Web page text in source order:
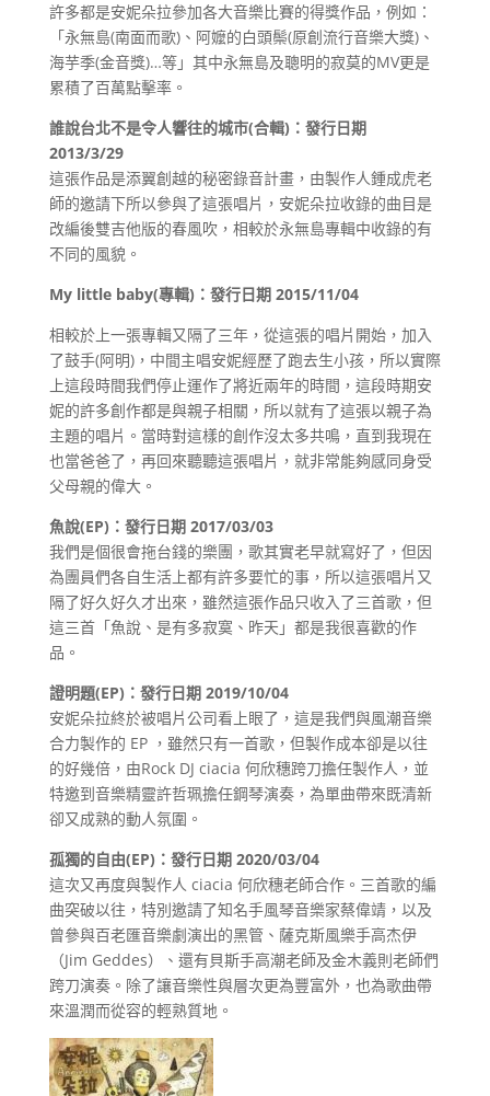
許多都是安妮朵拉參加各大音樂比賽的得獎作品，例如：
「永無島(南面而歌)、阿嬤的白頭鬃(原創流行音樂大獎)、
海芋季(金音獎)…等」其中永無島及聰明的寂莫的MV更是
累積了百萬點擊率。
誰說台北不是令人響往的城市(合輯)：發行日期
2013/3/29
這張作品是添翼創越的秘密錄音計畫，由製作人鍾成虎老
師的邀請下所以參與了這張唱片，安妮朵拉收錄的曲目是
改編後雙吉他版的春風吹，相較於永無島專輯中收錄的有
不同的風貌。
My little baby(專輯)：發行日期 2015/11/04
相較於上一張專輯又隔了三年，從這張的唱片開始，加入
了鼓手(阿明)，中間主唱安妮經歷了跑去生小孩，所以實際
上這段時間我們停止運作了將近兩年的時間，這段時期安
妮的許多創作都是與親子相關，所以就有了這張以親子為
主題的唱片。當時對這樣的創作沒太多共鳴，直到我現在
也當爸爸了，再回來聽聽這張唱片，就非常能夠感同身受
父母親的偉大。
魚說(EP)：發行日期 2017/03/03
我們是個很會拖台錢的樂團，歌其實老早就寫好了，但因
為團員們各自生活上都有許多要忙的事，所以這張唱片又
隔了好久好久才出來，雖然這張作品只收入了三首歌，但
這三首「魚說、是有多寂寞、昨天」都是我很喜歡的作
品。
證明題(EP)：發行日期 2019/10/04
安妮朵拉終於被唱片公司看上眼了，這是我們與風潮音樂
合力製作的 EP ，雖然只有一首歌，但製作成本卻是以往
的好幾倍，由Rock DJ ciacia 何欣穗跨刀擔任製作人，並
特邀到音樂精靈許哲珮擔任鋼琴演奏，為單曲帶來既清新
卻又成熟的動人氛圍。
孤獨的自由(EP)：發行日期 2020/03/04
這次又再度與製作人 ciacia 何欣穗老師合作。三首歌的編
曲突破以往，特別邀請了知名手風琴音樂家蔡偉靖，以及
曾參與百老匯音樂劇演出的黑管、薩克斯風樂手高杰伊
（Jim Geddes）、還有貝斯手高潮老師及金木義則老師們
跨刀演奏。除了讓音樂性與層次更為豐富外，也為歌曲帶
來溫潤而從容的輕熟質地。